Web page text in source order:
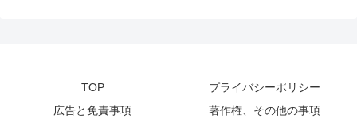
TOP
プライバシーポリシー
広告と免責事項
著作権、その他の事項